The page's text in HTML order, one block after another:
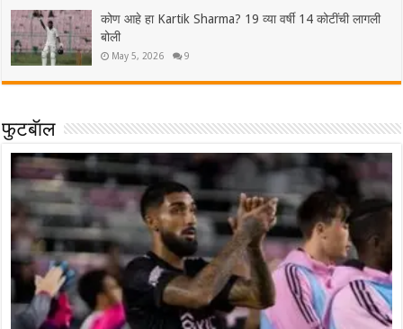
कोण आहे हा Kartik Sharma? 19 व्या वर्षी 14 कोटींची लागली
बोली
May 5, 2026 9
फुटबॅाल